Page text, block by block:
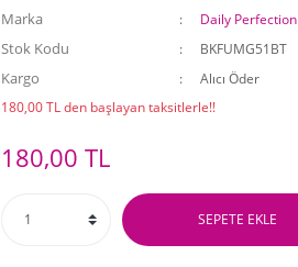
Marka Daily Perfection
Stok Kodu BKFUMG51BT
Kargo
Alıcı Öder
180,00 TL den başlayan taksitlerle!!
180,00 TL
SEPETE EKLE